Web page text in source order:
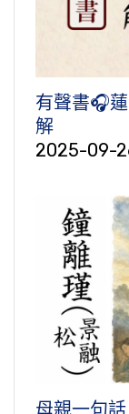
有聲書🎧
解
2025-09-